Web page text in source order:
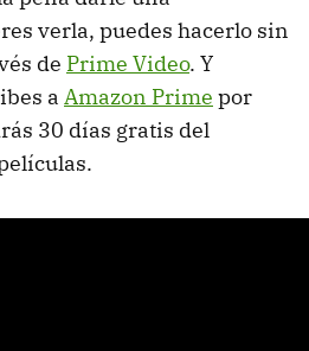
verla, puedes hacerlo sin
de Prime Video. Y
a Amazon Prime por
30 días gratis del